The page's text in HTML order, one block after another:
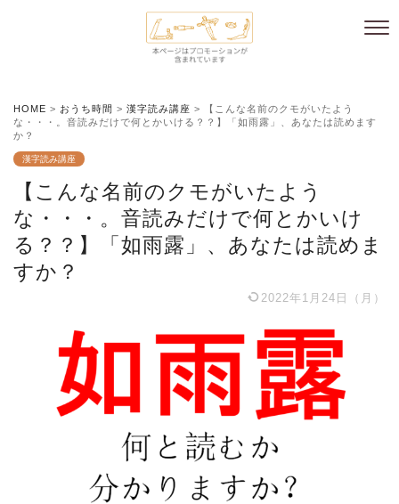
HOME > おうち時間 > 漢字読み講座 >
【こんな名前のクモがいたよう
な・・・。音読みだけで何とかいける？？】「如雨露」、あなたは読めます
か？
漢字読み講座
【こんな名前のクモがいたよう
な・・・。音読みだけで何とかいけ
る？？】「如雨露」、あなたは読めま
すか？
2022年1月24日（月）